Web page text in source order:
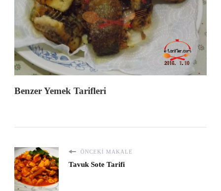
Benzer Yemek Tarifleri
ÖNCEKI MAKALE
Tavuk Sote Tarifi